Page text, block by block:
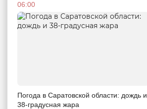
06:00
Погода в Саратовской области: дождь и
38-градусная жара